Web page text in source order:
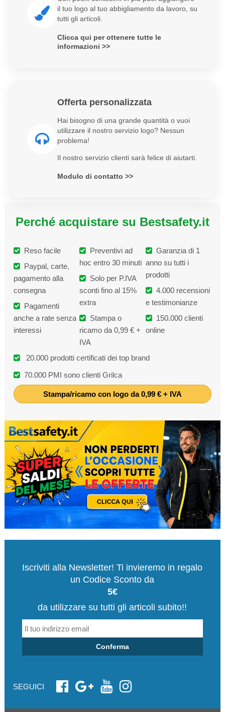
il tuo logo al tuo abbigliamento da lavoro, su
tutti gli articoli.
Clicca qui per ottenere tutte le
informazioni >>
Offerta personalizzata
Hai bisogno di una grande quantità o vuoi
utilizzare il nostro servizio logo? Nessun
problema!
Il nostro servizio clienti sarà felice di aiutarti.
Modulo di contatto >>
Perché acquistare su Bestsafety.it
Reso facile
Paypal, carte,
pagamento alla
consegna
Pagamenti
anche a rate senza
interessi
Preventivi ad
hoc entro 30 minuti
Solo per P.IVA
sconti fino al 15%
extra
Stampa o
ricamo da 0,99 € +
IVA
Garanzia di 1
anno su tutti i
prodotti
4.000 recensioni
e testimonianze
150.000 clienti
online
20.000 prodotti certificati dei top brand
70.000 PMI sono clienti Grilca
Stampa/ricamo con logo da 0,99 € + IVA
Iscriviti alla Newsletter! Ti invieremo in regalo
un Codice Sconto da
5€
da utilizzare su tutti gli articoli subito!!
Conferma
SEGUICI